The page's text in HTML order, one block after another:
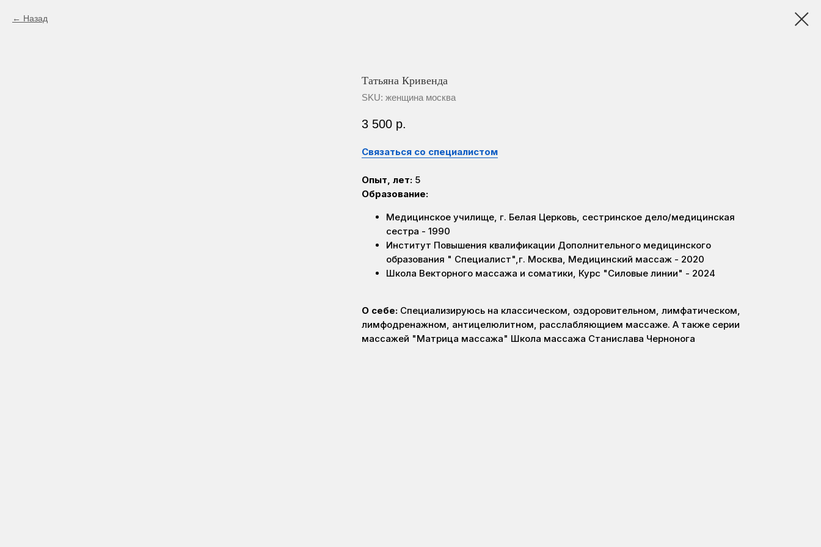
Назад
Татьяна Кривенда
SKU: женщина москва
3 500 р.
Связаться со специалистом
Опыт, лет: 5
Образование:
Медицинское училище, г. Белая Церковь, сестринское дело/медицинская
сестра - 1990
Институт Повышения квалификации Дополнительного медицинского
образования " Специалист",г. Москва, Медицинский массаж - 2020
Школа Векторного массажа и соматики, Курс "Силовые линии" - 2024
О себе: Специализируюсь на классическом, оздоровительном, лимфатическом,
лимфодренажном, антицелюлитном, расслабляющием массаже. А также серии
массажей "Матрица массажа" Школа массажа Станислава Чернонога